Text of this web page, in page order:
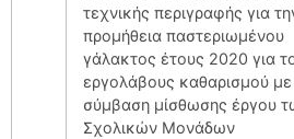
τεχνικής περιγραφής για
προμήθεια παστεριωμένου
γάλακτος έτους 2020 για
εργολάβους καθαρισμού με
σύμβαση μίσθωσης έργου
Σχολικών Μονάδων